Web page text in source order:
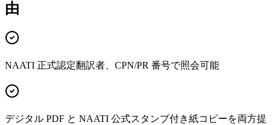
由
NAATI 正式認定翻訳者、CPN/PR 番号で照会可能
デジタル PDF と NAATI 公式スタンプ付き紙コピーを両方提